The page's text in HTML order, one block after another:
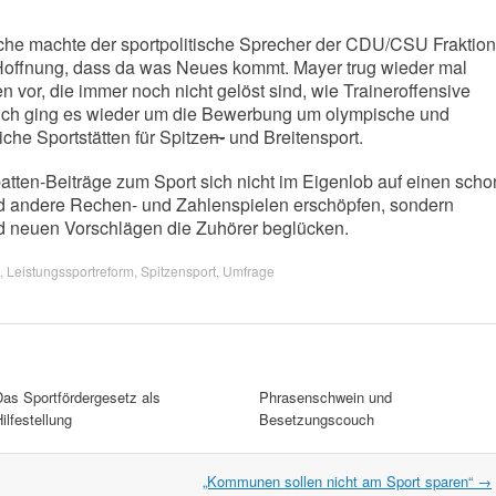
machte der sportpolitische Sprecher der CDU/CSU
dass da was Neues kommt. Mayer trug wieder mal
vor, die immer noch nicht gelöst sind, wie Traineroffensive
ging es wieder um die Bewerbung um olympische und
Sportstätten für Spitzen- und Breitensport.
Beiträge zum Sport sich nicht im Eigenlob auf einen
Rechen- und Zahlenspielen erschöpfen, sondern
Vorschlägen die Zuhörer beglücken.
Leistungssportreform Spitzensport Umfrage
Sportfördergesetz als
Phrasenschwein und
Besetzungscouch
„Kommunen sollen nicht am Sport sparen“ →